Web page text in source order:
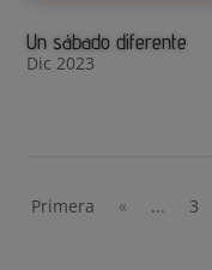
Un sábado diferente
Dic 2023
Primera
« ... 3